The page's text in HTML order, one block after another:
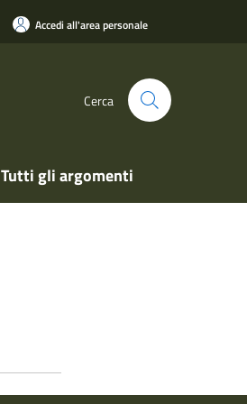
Accedi all'area personale
Cerca
Tutti gli argomenti